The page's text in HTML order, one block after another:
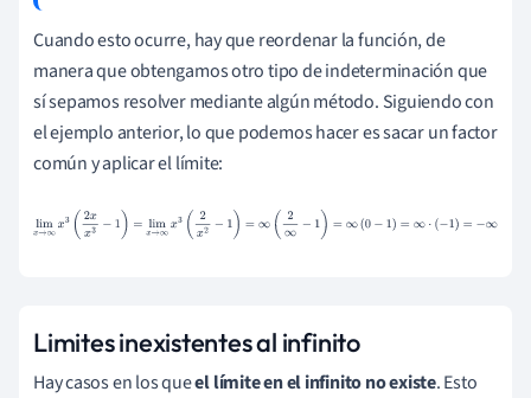
Cuando esto ocurre, hay que reordenar la función, de
manera que obtengamos otro tipo de indeterminación que
sí sepamos resolver mediante algún método. Siguiendo con
el ejemplo anterior, lo que podemos hacer es sacar un factor
común y aplicar el límite:
lim
x→∞x (2x 3− =lim →∞ 2x 2 )= ∞ 1) − 1)
−
−∞
Limites inexistentes al infinito
Hay casos en los queel límite en el infinito no existe. Esto